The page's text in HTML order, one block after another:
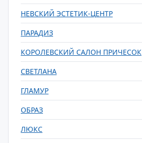
НЕВСКИЙ ЭСТЕТИК-ЦЕНТР
ПАРАДИЗ
КОРОЛЕВСКИЙ САЛОН ПРИЧЕСОК
СВЕТЛАНА
ГЛАМУР
ОБРАЗ
ЛЮКС